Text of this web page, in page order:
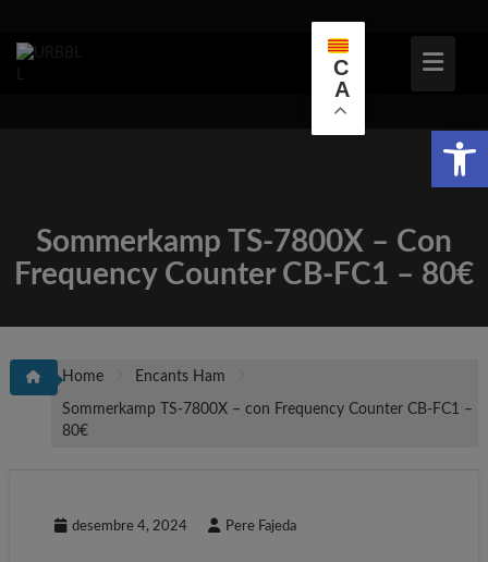
content
Sommerkamp TS-7800X – Con
Frequency Counter CB-FC1 – 80€
Home Encants Ham
Sommerkamp TS-7800X – con Frequency Counter CB-FC1 –
80€
desembre 4, 2024 Pere Fajeda
C
A